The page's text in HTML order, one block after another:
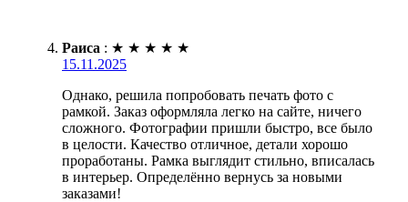
Раиса : ★ ★ ★ ★ ★
15.11.2025
Однако, решила попробовать печать фото с
рамкой. Заказ оформляла легко на сайте, ничего
сложного. Фотографии пришли быстро, все было
в целости. Качество отличное, детали хорошо
проработаны. Рамка выглядит стильно, вписалась
в интерьер. Определённо вернусь за новыми
заказами!